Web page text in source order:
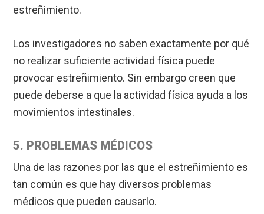
estreñimiento.
Los investigadores no saben exactamente por qué
no realizar suficiente actividad física puede
provocar estreñimiento. Sin embargo creen que
puede deberse a que la actividad física ayuda a los
movimientos intestinales.
5. PROBLEMAS MÉDICOS
Una de las razones por las que el estreñimiento es
tan común es que hay diversos problemas
médicos que pueden causarlo.